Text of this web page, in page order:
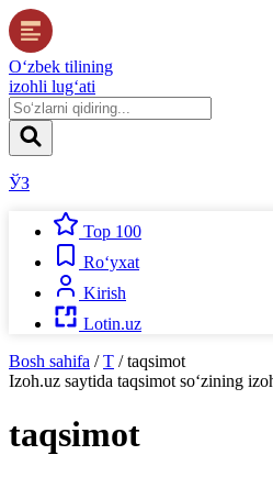
O‘zbek tilining
izohli lug‘ati
ЎЗ
Top 100
Ro‘yxat
Kirish
Lotin.uz
Bosh sahifa / T / taqsimot
Izoh.uz saytida taqsimot so‘zining
taqsimot